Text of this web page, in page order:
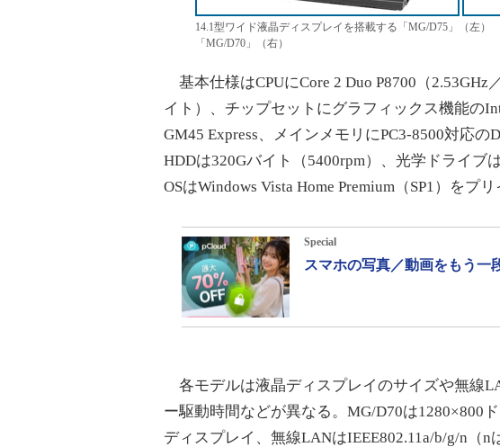
14.1型ワイド液晶ディスプレイを搭載する「MG/D75」（左
「MG/D70」（右）
基本仕様はCPUにCore 2 Duo P8700（2.53GHz
イト）、チップセットにグラフィックス機能の
GM45 Express、メインメモリにPC3-8500対応の
HDDは320Gバイト（5400rpm）、光学ドライブ
OSはWindows Vista Home Premium（SP1）をプ
Special
スマホの写真／動画をもう一
各モデルは液晶ディスプレイのサイズや無線
ー駆動時間などが異なる。MG/D70は1280×800
ディスプレイ、無線LANはIEEE802.11a/b/g/n（